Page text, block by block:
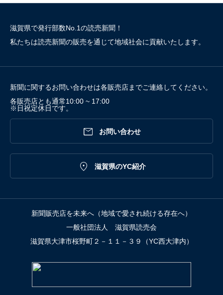
滋賀県で発行部数No.1の読売新聞！
私たちは読売新聞の販売を通じて地域社会に貢献いたします。
新聞に関するお問い合わせは各販売店までご連絡してください。
各販売店とも通常10:00 ~ 17:00
※日祝定休日です。
 お問い合わせ
 滋賀県のYC紹介
新聞販売店を未来へ（地域で愛され続ける存在へ）
一般社団法人 滋賀県読売会
滋賀県大津市桜野町２－１１－３９（YC西大津内）